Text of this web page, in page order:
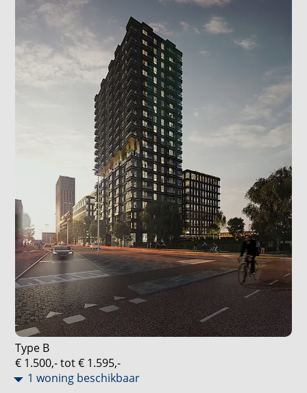
bindend voor het uiteindelijke resultaat. De
impressies kunnen van andere appartementen in het
project afkomstig zijn. Alle informatie, inclusief
prijzen en voorwaarden, kan aan verandering
onderhevig zijn.
Type B
€ 1.500,- tot € 1.595,-
1 woning beschikbaar